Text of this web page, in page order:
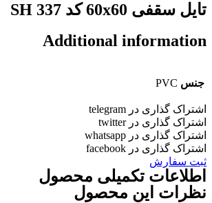
تایل سقفی 60x60 کد SH 337
Additional information
جنس PVC
اشتراک گذاری در telegram
اشتراک گذاری در twitter
اشتراک گذاری در whatsapp
اشتراک گذاری در facebook
ثبت سفارش
اطلاعات تکمیلی محصول
نظرات این محصول